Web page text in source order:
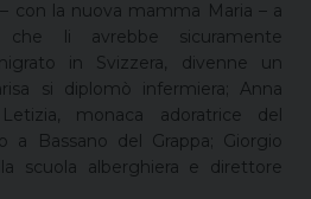
con la nuova mamma Maria – a
che li avrebbe sicuramente
in Svizzera, divenne un
si diplomò infermiera; Anna
monaca adoratrice del
a Bassano del Grappa; Giorgio
scuola alberghiera e direttore